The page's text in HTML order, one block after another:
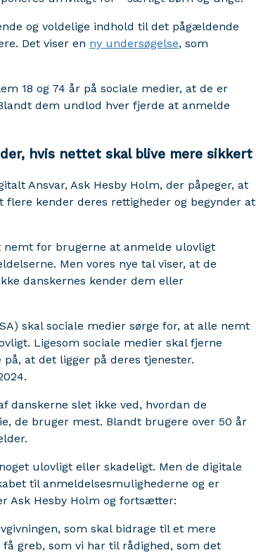
og voldelige indhold til det pågældende
Det viser en ny undersøgelse, som
18 og 74 år på sociale medier, at de er
dem undlod hver fjerde at anmelde
hvis nettet skal blive mere sikkert
Ansvar, Ask Hesby Holm, der påpeger, at
kender deres rettigheder og begynder at
for brugerne at anmelde ulovligt
Men vores nye tal viser, at de
danskernes kender dem eller
skal sociale medier sørge for, at alle nemt
Ligesom sociale medier skal fjerne
at det ligger på deres tjenester.
danskerne slet ikke ved, hvordan de
de bruger mest. Blandt brugere over 50 år
ulovligt eller skadeligt. Men de digitale
til anmeldelsesmulighederne og er
Ask Hesby Holm og fortsætter:
som skal bidrage til et mere
greb, som vi har til rådighed, som det